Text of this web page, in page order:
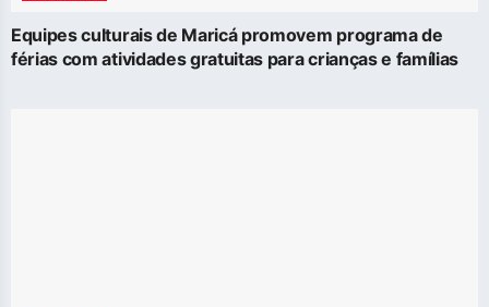
Equipes culturais de Maricá promovem programa de
férias com atividades gratuitas para crianças e famílias